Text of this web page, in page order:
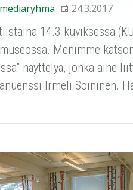
24.3.2017
14.3 kuviksessa
Menimme
näyttelyä, jonka aihe
Irmeli Soininen.